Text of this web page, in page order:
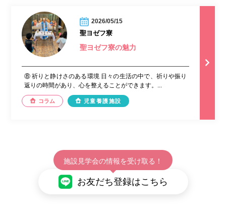
2026/05/15
聖ヨゼフ寮
聖ヨゼフ寮の魅力
⑧ 祈りと静けさのある環境 日々の生活の中で、祈りや振り
返りの時間があり、心を整えることができます。...
コラム 児童養護施設
施設見学会の情報を受け取る！
お友だち登録はこちら